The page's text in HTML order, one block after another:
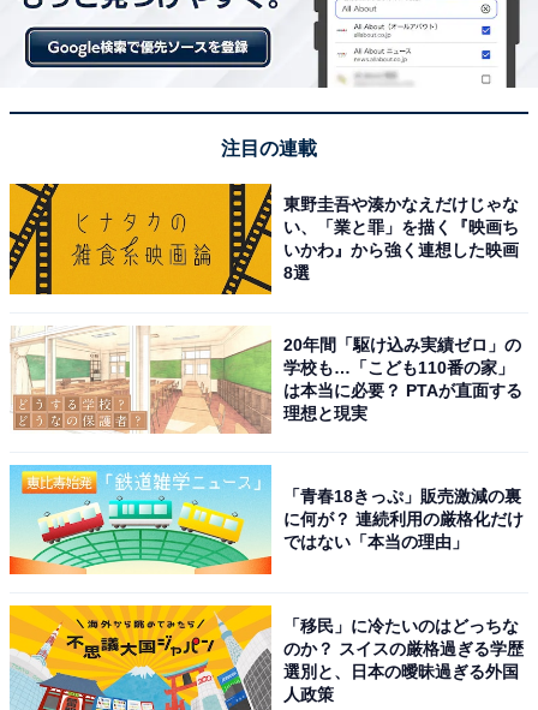
もあります。でも、裏アカで男性と会いたいとかそうい
う感情はなくて」
歳の時にXで本音をつぶやく裏アカを始めた。
美波さんは現在結婚して7年目になる夫と2人で暮らして
いるが、夫には裏アカを内緒にしているという。現在は
数千人のフォロワーがいるが、実際の知人は1人もいな
「ちょっとエッチな画像を上げた時に『ぽっちゃりの人
好きです～！』とか『かわいい！』とコメントがつい
て。夫には女として見てもらうことがないので、コメン
トで承認欲求が満たされる部分があって」
注目の連載
東野圭吾や湊かなえだけじゃな
い、「業と罪」を描く『映画ち
いかわ』から強く連想した映画
8選
20年間「駆け込み実績ゼロ」の
学校も…「こども110番の家」
は本当に必要？ PTAが直面する
理想と現実
「青春18きっぷ」販売激減の裏
に何が？ 連続利用の厳格化だけ
ではない「本当の理由」
「移民」に冷たいのはどっちな
のか？ スイスの厳格過ぎる学歴
選別と、日本の曖昧過ぎる外国
人政策